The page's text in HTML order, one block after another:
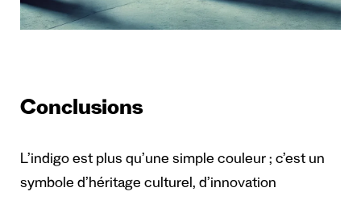
Conclusions
L’indigo est plus qu’une simple couleur ; c’est un
symbole d’héritage culturel, d’innovation